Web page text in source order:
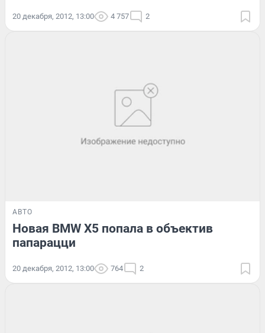
20 декабря, 2012, 13:00 4 757 2
АВТО
Новая BMW X5 попала в объектив
папарацци
20 декабря, 2012, 13:00 764 2